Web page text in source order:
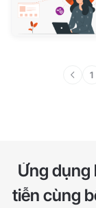
1
Ứng dụng
tiễn cùng